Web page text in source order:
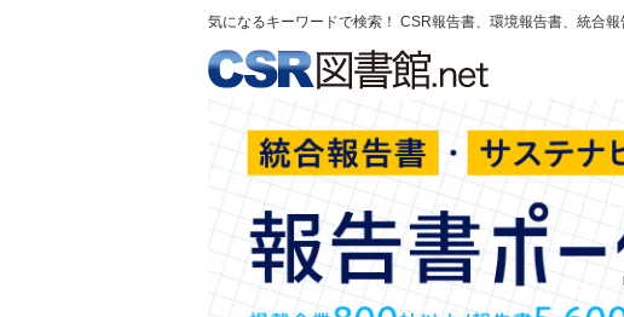
気になるキーワードで検索！ CSR報告書、環境報告書、統合報